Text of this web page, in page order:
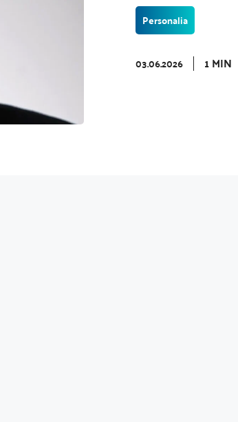
Personalia
03.06.2026 1 MIN